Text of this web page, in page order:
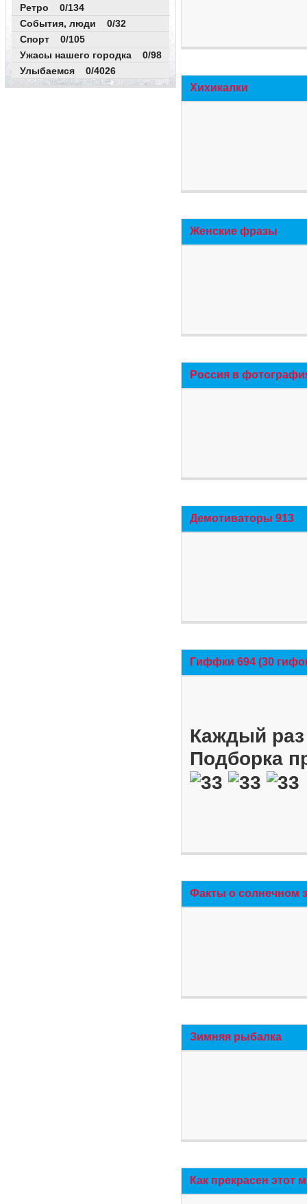
Ретро 0/134
События, люди 0/32
Спорт 0/105
Ужасы нашего городка 0/98
Улыбаемся 0/4026
Хихикалки
Женские фразы
Россия в
Демотиваторы 913
Гиффки 694 (30
Каждый
Подборка
Факты о солнечном
Зимняя рыбалка
Как прекрасен этот